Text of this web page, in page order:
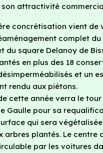
attractivité
concrétisation vient de
complet
du square Delanoy de
en plus des 18
et un
rendu aux piétons.
cette année verra le tour
Gaulle pour sa
qui sera
arbres plantés. Le centre
par les voitures